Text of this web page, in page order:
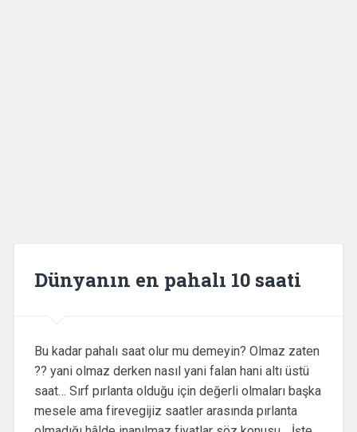
Dünyanın en pahalı 10 saati
Bu kadar pahalı saat olur mu demeyin? Olmaz zaten
?? yani olmaz derken nasıl yani falan hani altı üstü
saat… Sırf pırlanta olduğu için değerli olmaları başka
mesele ama firevegijiz saatler arasında pırlanta